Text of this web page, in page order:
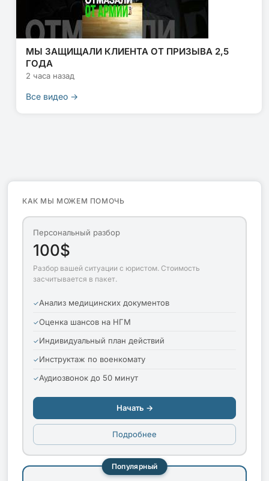
МЫ ЗАЩИЩАЛИ КЛИЕНТА ОТ ПРИЗЫВА 2,5
ГОДА
2 часа назад
Все видео →
КАК МЫ МОЖЕМ ПОМОЧЬ
Персональный разбор
100$
Разбор вашей ситуации с юристом. Стоимость
засчитывается в пакет.
Анализ медицинских документов
Оценка шансов на НГМ
Индивидуальный план действий
Инструктаж по военкомату
Аудиозвонок до 50 минут
Начать →
Подробнее
Популярный